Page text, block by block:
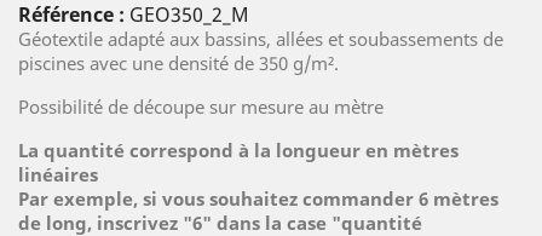
Référence : GEO350_2_M
Géotextile adapté aux bassins, allées et soubassements de
piscines avec une densité de 350 g/m².
Possibilité de découpe sur mesure au mètre
La quantité correspond à la longueur en mètres
linéaires
Par exemple, si vous souhaitez commander 6 mètres
de long, inscrivez "6" dans la case "quantité